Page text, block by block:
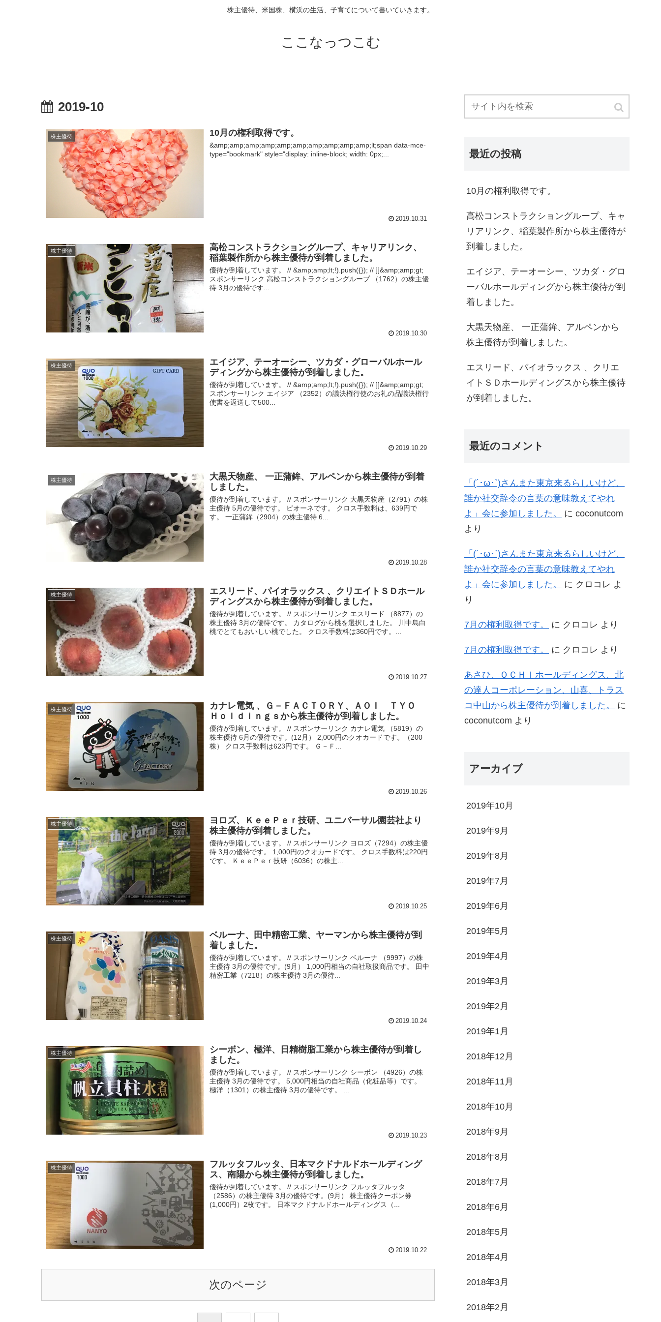
株主優待、米国株、横浜の生活、子育てについて書いていきます。
ここなっつこむ
2019-10
株主優待 10月の権利取得です。
&amp;amp;amp;amp;amp;amp;amp;amp;amp;amp;lt;span data-mce-
type="bookmark" style="display: inline-block; width: 0px;...
2019.10.31
株主優待
高松コンストラクショングループ、キャリアリンク、
稲葉製作所から株主優待が到着しました。
優待が到着しています。 // &amp;amp;lt;!).push({}); // ]]&amp;amp;gt;
スポンサーリンク 高松コンストラクショングループ （1762）の株主優
待 3月の優待です...
2019.10.30
株主優待
エイジア、テーオーシー、ツカダ・グローバルホール
ディングから株主優待が到着しました。
優待が到着しています。 // &amp;amp;lt;!).push({}); // ]]&amp;amp;gt;
スポンサーリンク エイジア （2352）の議決権行使のお礼の品議決権行
使書を返送して500...
2019.10.29
株主優待
大黒天物産、 一正蒲鉾、アルペンから株主優待が到着
しました。
優待が到着しています。 // スポンサーリンク 大黒天物産（2791）の株
主優待 5月の優待です。 ピオーネです。 クロス手数料は、639円で
す。 一正蒲鉾（2904）の株主優待 6...
2019.10.28
株主優待
エスリード、パイオラックス 、クリエイトＳＤホール
ディングスから株主優待が到着しました。
優待が到着しています。 // スポンサーリンク エスリード （8877）の
株主優待 3月の優待です。 カタログから桃を選択しました。 川中島白
桃でとてもおいしい桃でした。 クロス手数料は360円です。...
2019.10.27
株主優待
カナレ電気 、Ｇ－ＦＡＣＴＯＲＹ、ＡＯＩ ＴＹＯ
Ｈｏｌｄｉｎｇｓから株主優待が到着しました。
優待が到着しています。 // スポンサーリンク カナレ電気 （5819）の
株主優待 6月の優待です。(12月） 2,000円のクオカードです。（200
株） クロス手数料は623円です。 Ｇ－Ｆ...
2019.10.26
株主優待
ヨロズ、ＫｅｅＰｅｒ技研、ユニバーサル園芸社より
株主優待が到着しました。
優待が到着しています。 // スポンサーリンク ヨロズ（7294）の株主優
待 3月の優待です。 1,000円のクオカードです。 クロス手数料は220円
です。 ＫｅｅＰｅｒ技研（6036）の株主...
2019.10.25
株主優待
ベルーナ、田中精密工業、ヤーマンから株主優待が到
着しました。
優待が到着しています。 // スポンサーリンク ベルーナ （9997）の株
主優待 3月の優待です。(9月） 1,000円相当の自社取扱商品です。 田中
精密工業（7218）の株主優待 3月の優待...
2019.10.24
株主優待
シーボン、極洋、日精樹脂工業から株主優待が到着し
ました。
優待が到着しています。 // スポンサーリンク シーボン （4926）の株
主優待 3月の優待です。 5,000円相当の自社商品（化粧品等）です。
極洋（1301）の株主優待 3月の優待です。 ...
2019.10.23
株主優待
フルッタフルッタ、日本マクドナルドホールディング
ス、南陽から株主優待が到着しました。
優待が到着しています。 // スポンサーリンク フルッタフルッタ
（2586）の株主優待 3月の優待です。(9月） 株主優待クーポン券
(1,000円）2枚です。 日本マクドナルドホールディングス（...
2019.10.22
次のページ
最近の投稿
10月の権利取得です。
高松コンストラクショングループ、キャ
リアリンク、稲葉製作所から株主優待が
到着しました。
エイジア、テーオーシー、ツカダ・グロ
ーバルホールディングから株主優待が到
着しました。
大黒天物産、 一正蒲鉾、アルペンから
株主優待が到着しました。
エスリード、パイオラックス 、クリエ
イトＳＤホールディングスから株主優待
が到着しました。
最近のコメント
「(´･ω･`)さんまた東京来るらしいけど、
誰か社交辞令の言葉の意味教えてやれ
よ」会に参加しました。
に coconutcom
より
「(´･ω･`)さんまた東京来るらしいけど、
誰か社交辞令の言葉の意味教えてやれ
よ」会に参加しました。
に クロコレ よ
り
7月の権利取得です。 に クロコレ より
7月の権利取得です。 に クロコレ より
あさひ、ＯＣＨＩホールディングス、北
の達人コーポレーション、山喜、トラス
コ中山から株主優待が到着しました。
に
coconutcom より
アーカイブ
2019年10月
2019年9月
2019年8月
2019年7月
2019年6月
2019年5月
2019年4月
2019年3月
2019年2月
2019年1月
2018年12月
2018年11月
2018年10月
2018年9月
2018年8月
2018年7月
2018年6月
2018年5月
2018年4月
2018年3月
2018年2月